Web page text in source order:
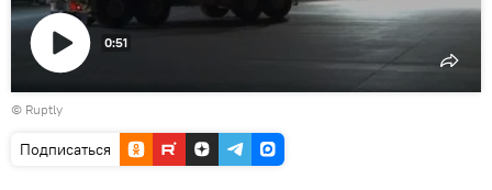
Воспроизвести
видео
0:51
© Ruptly
Подписаться